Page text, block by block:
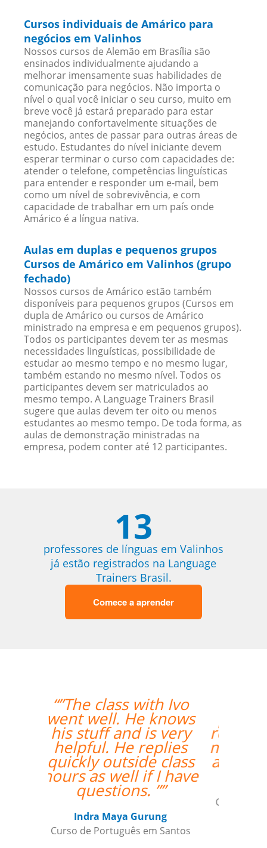
Cursos individuais de Amárico para
negócios em Valinhos
Nossos cursos de Alemão em Brasília são
ensinados individualmente ajudando a
melhorar imensamente suas habilidades de
comunicação para negócios. Não importa o
nível o qual você iniciar o seu curso, muito em
breve você já estará preparado para estar
manejando confortavelmente situações de
negócios, antes de passar para outras áreas de
estudo. Estudantes do nível iniciante devem
esperar terminar o curso com capacidades de:
atender o telefone, competências linguísticas
para entender e responder um e-mail, bem
como um nível de sobrevivência, e com
capacidade de trabalhar em um país onde
Amárico é a língua nativa.
Aulas em duplas e pequenos grupos
Cursos de Amárico em Valinhos (grupo
fechado)
Nossos cursos de Amárico estão também
disponíveis para pequenos grupos (Cursos em
dupla de Amárico ou cursos de Amárico
ministrado na empresa e em pequenos grupos).
Todos os participantes devem ter as mesmas
necessidades linguísticas, possibilidade de
estudar ao mesmo tempo e no mesmo lugar,
também estando no mesmo nível. Todos os
participantes devem ser matriculados ao
mesmo tempo. A Language Trainers Brasil
sugere que aulas devem ter oito ou menos
estudantes ao mesmo tempo. De toda forma, as
aulas de demonstração ministradas na
empresa, podem conter até 12 participantes.
13
professores de línguas em Valinhos
já estão registrados na Language
Trainers Brasil.
Comece a aprender
“”Eu tenho somente
postos positivo para
ressaltar a respeito do
meu professor Peter e
a Language Trainers.””
Kjersti Cubberley
Curso de Checo em San Francisco